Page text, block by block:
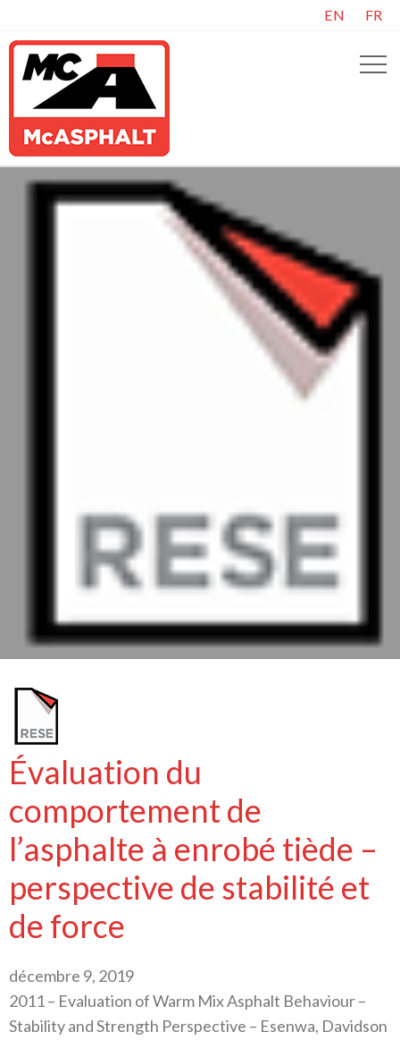
EN FR
Évaluation du
comportement de
l’asphalte à enrobé tiède –
perspective de stabilité et
de force
décembre 9, 2019
2011 – Evaluation of Warm Mix Asphalt Behaviour –
Stability and Strength Perspective – Esenwa, Davidson